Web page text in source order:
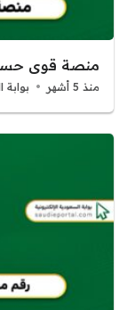
منصة قوى
منذ 5 أشهر